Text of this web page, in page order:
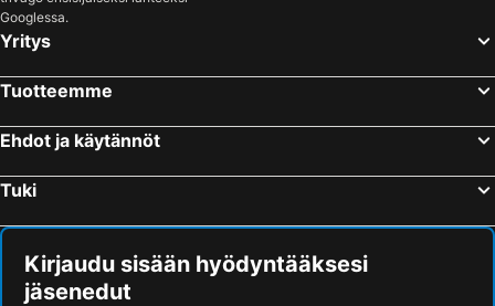
Gorinchem, bed and breakfasts
Wageningen, bed and breakfasts
Heusden, bed and breakfasts
Gemert-Bakel, bed and breakfasts
Boekel, bed and breakfasts
Someren, bed and breakfasts
Googlessa.
Yritys
Tuotteemme
Ehdot ja käytännöt
Tuki
Kirjaudu sisään hyödyntääksesi
jäsenedut